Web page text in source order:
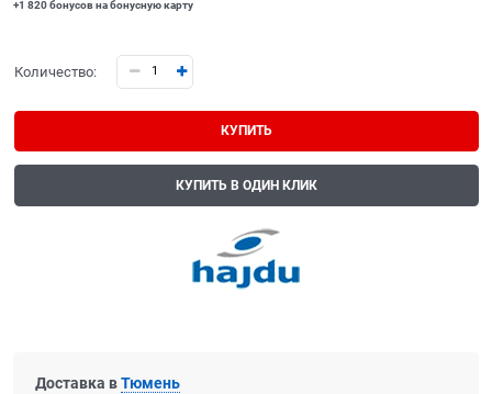
+1 820 бонусов на бонусную карту
Количество:
КУПИТЬ
КУПИТЬ В ОДИН КЛИК
Доставка вТюмень